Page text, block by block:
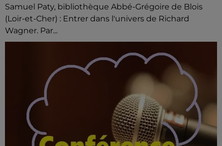
Samuel Paty, bibliothèque Abbé-Grégoire de Blois
(Loir-et-Cher) : Entrer dans l'univers de Richard
Wagner. Par...